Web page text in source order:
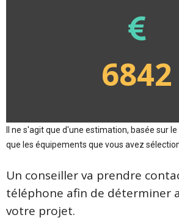
6842
Il ne s'agit que d'une estimation, basée sur
que les équipements que vous avez
Un conseiller va prendre
téléphone afin de déterminer
votre projet.